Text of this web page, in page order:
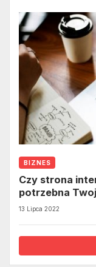
BIZNES
Czy strona
potrzebna
13 Lipca 2022